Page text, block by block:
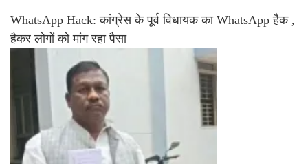
WhatsApp Hack: कांग्रेस के पूर्व विधायक का WhatsApp हैक ,
हैकर लोगों को मांग रहा पैसा